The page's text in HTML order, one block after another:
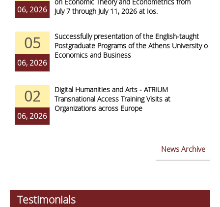
06, 2026
July 7 through July 11, 2026 at Ios.
05
06, 2026
Successfully presentation of the English-taught
Postgraduate Programs of the Athens University of
Economics and Business
02
06, 2026
Digital Humanities and Arts - ATRIUM
Transnational Access Training Visits at
Organizations across Europe
News Archive
Testimonials